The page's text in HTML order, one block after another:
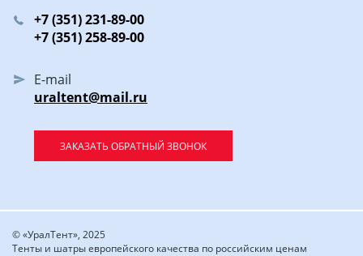
+7 (351) 231-89-00
+7 (351) 258-89-00
E-mail
uraltent@mail.ru
ЗАКАЗАТЬ ОБРАТНЫЙ ЗВОНОК
© «УралТент», 2025
Тенты и шатры европейского качества по российским ценам